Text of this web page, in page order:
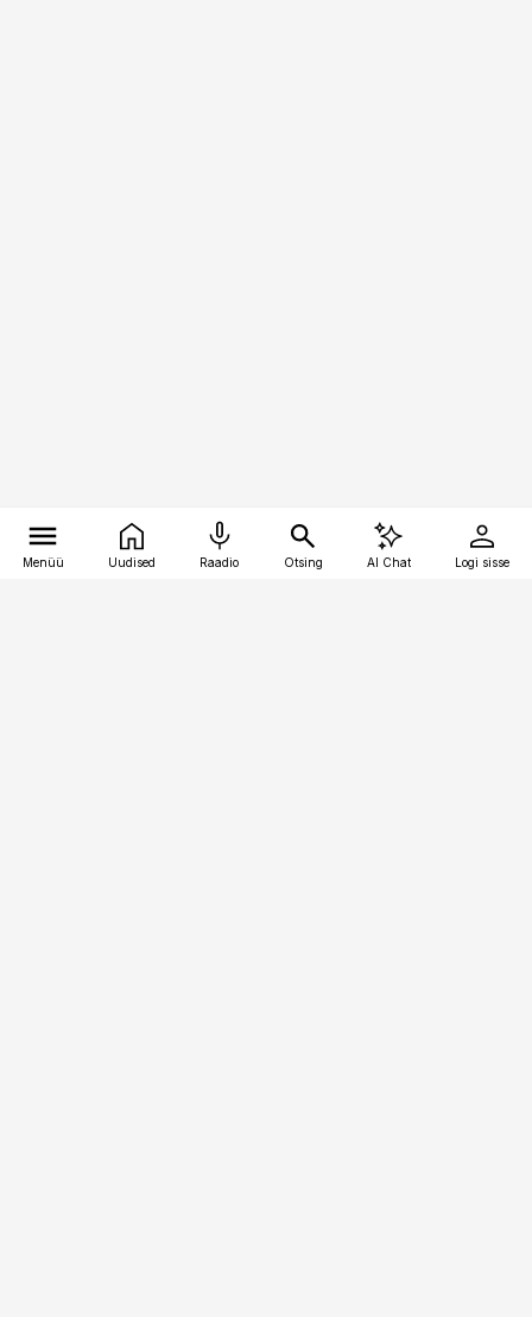
Menüü Uudised Raadio Otsing AI Chat Logi sisse